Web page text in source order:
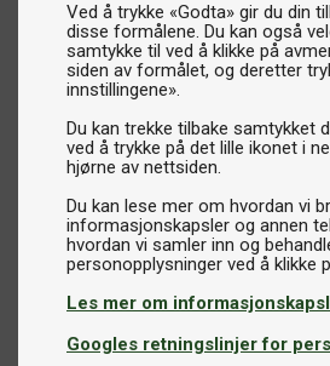
Ved å trykke «Godta» gir du din
disse formålene. Du kan også
samtykke til ved å klikke på
siden av formålet, og deretter
innstillingene».
Du kan trekke tilbake samtykket
ved å trykke på det lille ikonet i
hjørne av nettsiden.
Du kan lese mer om hvordan vi
informasjonskapsler og annen
hvordan vi samler inn og
Les mer om
Googles retningslinjer for